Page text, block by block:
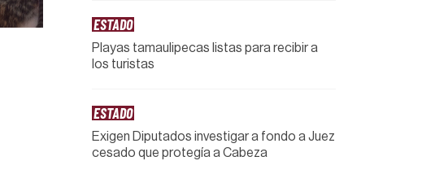
ESTADO
Playas tamaulipecas listas para recibir a
los turistas
ESTADO
Exigen Diputados investigar a fondo a Juez
cesado que protegía a Cabeza